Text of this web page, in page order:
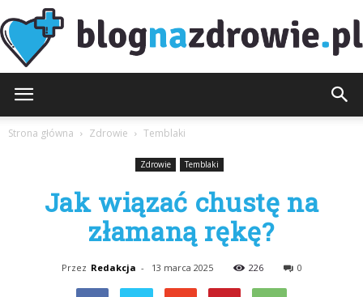
Strona główna Zdrowie Temblaki
Zdrowie Temblaki
Jak wiązać chustę na
złamaną rękę?
Przez Redakcja - 13 marca 2025 226 0